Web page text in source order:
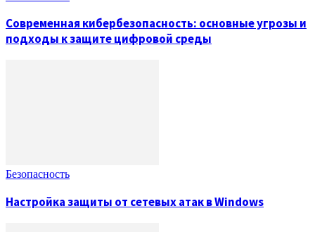
Современная кибербезопасность: основные угрозы и
подходы к защите цифровой среды
Безопасность
Настройка защиты от сетевых атак в Windows